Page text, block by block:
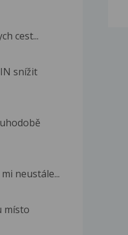
cest...
snížit
neustále...
místo